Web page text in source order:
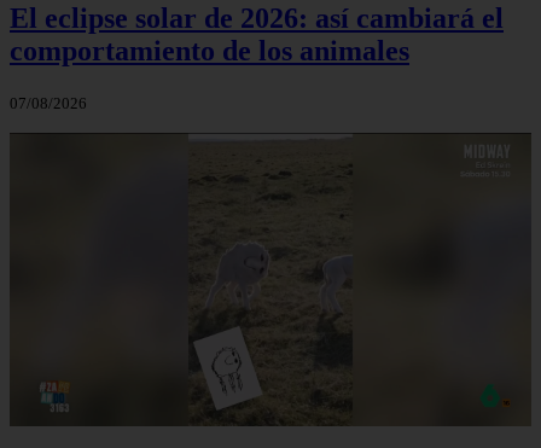
El eclipse solar de 2026: así cambiará el
comportamiento de los animales
07/08/2026